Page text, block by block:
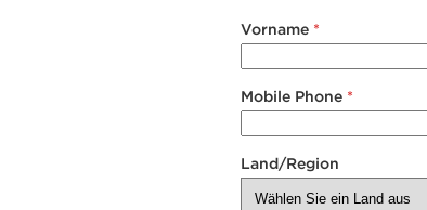
Vorname *
Mobile Phone *
Land/Region